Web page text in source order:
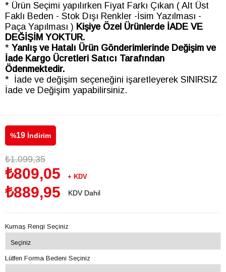
* Ürün Seçimi yapılırken Fiyat Farkı Çıkan ( Alt Üst
Faklı Beden - Stok Dışı Renkler -İsim Yazılması -
Paça Yapılması ) Kişiye Özel Ürünlerde İADE VE
DEĞİŞİM YOKTUR.
* Yanlış ve Hatalı Ürün Gönderimlerinde Değişim ve
İade Kargo Ücretleri Satıcı Tarafından
Ödenmektedir.
* İade ve değişim seçeneğini işaretleyerek SINIRSIZ
İade ve Değişim yapabilirsiniz.
%19 İndirim
₺1.099,35
₺809,05 + KDV
KDV Dahil
₺889,95
Kumaş Rengi Seçiniz
Lütfen Forma Bedeni Seçiniz